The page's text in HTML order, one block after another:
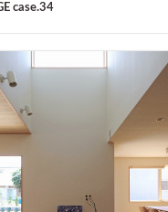
case.34